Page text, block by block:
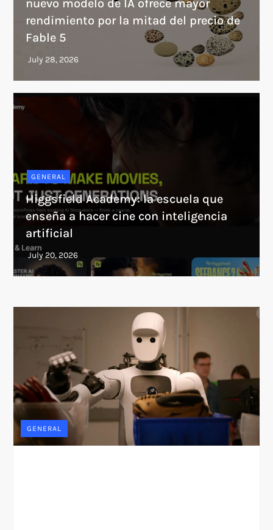
nuevo modelo de IA ofrece mayor
rendimiento por la mitad del precio de
Fable 5
GENERAL
Higgsfield Academy: la escuela que
enseña a hacer cine con inteligencia
artificial
GENERAL